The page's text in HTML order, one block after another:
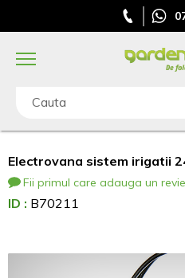
Cauta
Electrovana sistem irigatii
Fii primul care adauga un
ID : B70211